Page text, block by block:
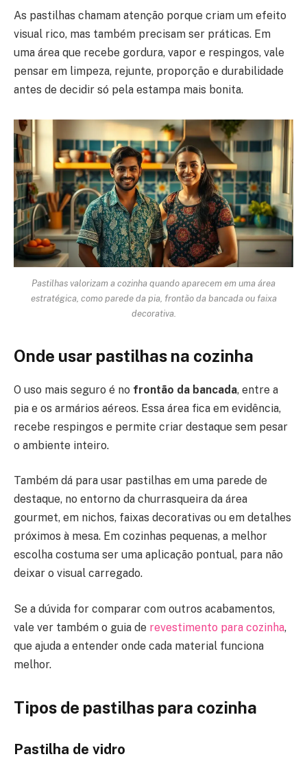
As pastilhas chamam atenção porque criam um efeito
visual rico, mas também precisam ser práticas. Em
uma área que recebe gordura, vapor e respingos, vale
pensar em limpeza, rejunte, proporção e durabilidade
antes de decidir só pela estampa mais bonita.
Pastilhas valorizam a cozinha quando aparecem em uma área
estratégica, como parede da pia, frontão da bancada ou faixa
decorativa.
Onde usar pastilhas na cozinha
O uso mais seguro é no frontão da bancada, entre a
pia e os armários aéreos. Essa área fica em evidência,
recebe respingos e permite criar destaque sem pesar
o ambiente inteiro.
Também dá para usar pastilhas em uma parede de
destaque, no entorno da churrasqueira da área
gourmet, em nichos, faixas decorativas ou em detalhes
próximos à mesa. Em cozinhas pequenas, a melhor
escolha costuma ser uma aplicação pontual, para não
deixar o visual carregado.
Se a dúvida for comparar com outros acabamentos,
vale ver também o guia de revestimento para cozinha,
que ajuda a entender onde cada material funciona
melhor.
Tipos de pastilhas para cozinha
Pastilha de vidro